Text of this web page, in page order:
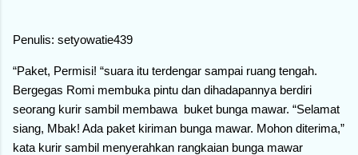
Penulis: setyowatie439
“Paket, Permisi! “suara itu terdengar sampai ruang tengah.
Bergegas Romi membuka pintu dan dihadapannya berdiri
seorang kurir sambil membawa buket bunga mawar. “Selamat
siang, Mbak! Ada paket kiriman bunga mawar. Mohon diterima,”
kata kurir sambil menyerahkan rangkaian bunga mawar